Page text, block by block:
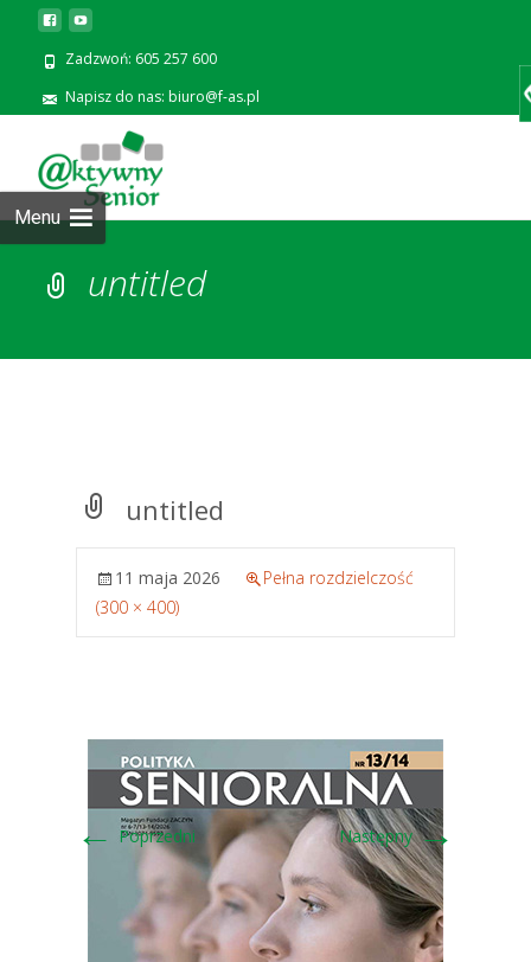
Zadzwoń: 605 257 600
Napisz do nas: biuro@f-as.pl
Menu
untitled
untitled
11 maja 2026
Pełna rozdzielczość
(300 × 400)
← Poprzedni Następny→